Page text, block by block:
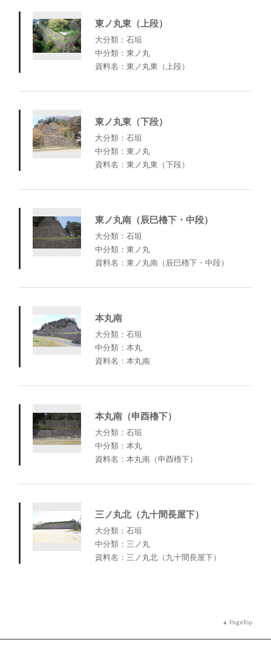
東ノ丸東（上段）
大分類：石垣
中分類：東ノ丸
資料名：東ノ丸東（上段）
東ノ丸東（下段）
大分類：石垣
中分類：東ノ丸
資料名：東ノ丸東（下段）
東ノ丸南（辰巳櫓下・中段）
大分類：石垣
中分類：東ノ丸
資料名：東ノ丸南（辰巳櫓下・中段）
本丸南
大分類：石垣
中分類：本丸
資料名：本丸南
本丸南（申酉櫓下）
大分類：石垣
中分類：本丸
資料名：本丸南（申酉櫓下）
三ノ丸北（九十間長屋下）
大分類：石垣
中分類：三ノ丸
資料名：三ノ丸北（九十間長屋下）
PageTop